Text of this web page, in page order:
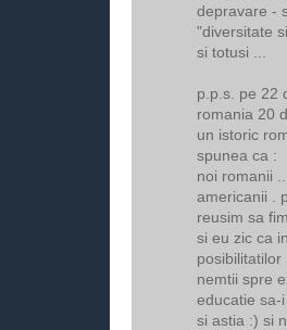
depravare -
"diversitate
si totusi ...
p.p.s. pe 22
romania 20
un istoric
spunea ca :
noi romanii
americanii .
reusim sa
si eu zic ca
posibilitatilor
nemtii spre
educatie sa-
si astia :) si